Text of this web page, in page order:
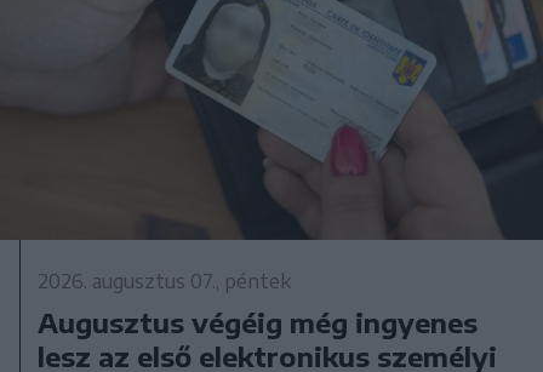
2026. augusztus 07., péntek
Augusztus végéig még ingyenes
lesz az első elektronikus személyi